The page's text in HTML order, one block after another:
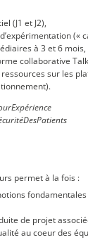
(J1 et J2),
(«
à 3 et 6 mois,
collaborative
sur les
permet à la fois :
de projet
au coeur des